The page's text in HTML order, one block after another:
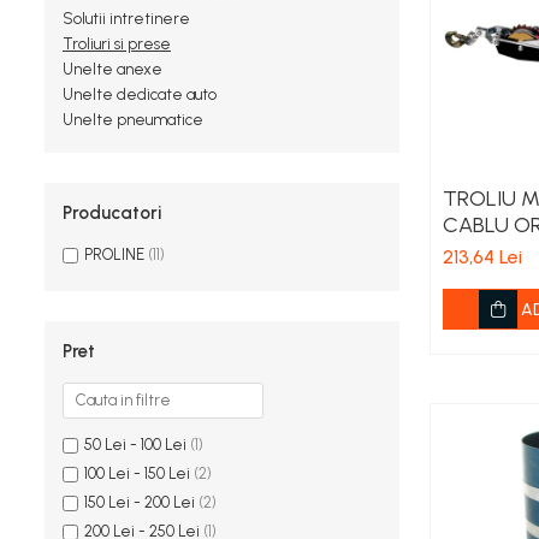
Spanac
Tomate
Vinete
Castraveți
Dovleac și dovlecei
Semințe hobby plante aromatice
Semințe semiprofesionale
Pepeni
Rădăcinoase
Solutii intretinere
Troliuri si prese
Unelte anexe
Unelte dedicate auto
Unelte pneumatice
Producatori
PROLINE (11)
Pret
50 Lei - 100 Lei (1)
100 Lei - 150 Lei (2)
150 Lei - 200 Lei (2)
200 Lei - 250 Lei (1)
TROLIU
CABLU
1000KG /
213,64 Lei